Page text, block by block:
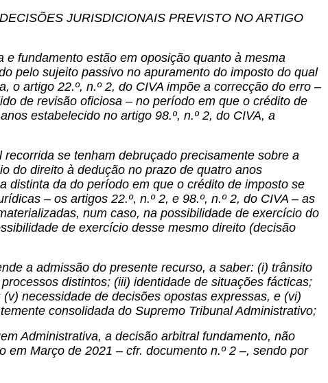
JURISDICIONAIS PREVISTO NO ARTIGO
e fundamento estão em oposição quanto à mesma
pelo sujeito passivo no apuramento do imposto do qual
artigo 22.º, n.º 2, do CIVA impõe a correcção do erro –
de revisão oficiosa – no período em que o crédito de
estabelecido no artigo 98.º, n.º 2, do CIVA, a
se tenham debruçado precisamente sobre a
do direito à dedução no prazo de quatro anos
distinta da do período em que o crédito de imposto se
– os artigos 22.º, n.º 2, e 98.º, n.º 2, do CIVA – as
num caso, na possibilidade de exercício do
de exercício desse mesmo direito (decisão
a admissão do presente recurso, a saber: (i) trânsito
distintos; (iii) identidade de situações fácticas;
necessidade de decisões opostas expressas, e (vi)
consolidada do Supremo Tribunal Administrativo;
Administrativa, a decisão arbitral fundamento, não
Março de 2021 – cfr. documento n.º 2 –, sendo por